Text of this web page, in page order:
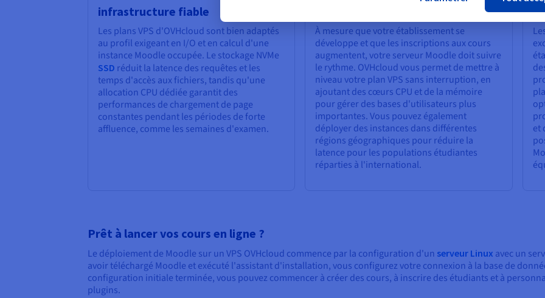
infrastructure fiable
Les plans VPS d'OVHcloud sont bien adaptés
au profil exigeant en I/O et en calcul d'une
instance Moodle occupée. Le stockage NVMe
SSD réduit la latence des requêtes et les
temps d'accès aux fichiers, tandis qu'une
allocation CPU dédiée garantit des
performances de chargement de page
constantes pendant les périodes de forte
affluence, comme les semaines d'examen.
À mesure que votre établissement se
développe et que les inscriptions aux cours
augmentent, votre serveur Moodle doit suivre
le rythme. OVHcloud vous permet de mettre à
niveau votre plan VPS sans interruption, en
ajoutant des cœurs CPU et de la mémoire
pour gérer des bases d'utilisateurs plus
importantes. Vous pouvez également
déployer des instances dans différentes
régions géographiques pour réduire la
latence pour les populations étudiantes
réparties à l'international.
et
Prêt à lancer vos cours en ligne ?
Le déploiement de Moodle sur un VPS OVHcloud commence par la configuration d'un serveur Linux avec un
avoir téléchargé Moodle et exécuté l'assistant d'installation, vous configurez votre connexion à la base de
configuration initiale terminée, vous pouvez commencer à créer des cours, à inscrire des étudiants et à
plugins.